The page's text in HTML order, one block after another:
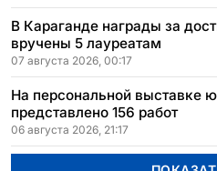
В Караганде награды за
вручены 5 лауреатам
07 августа 2026, 00:17
На персональной выставке
представлено 156 работ
06 августа 2026, 21:17